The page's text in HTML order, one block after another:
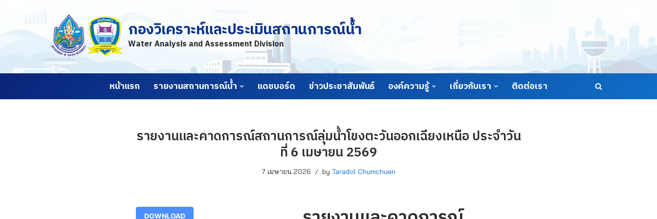
กองวิเคราะห์และประเมินสถานการณ์น้ำ
Water Analysis and Assessment Division
หน้าแรก รายงานสถานการณ์น้ำ แดชบอร์ด ข่าวประชาสัมพันธ์ องค์ความรู้ เกี่ยวกับเรา ติดต่อเรา
รายงานและคาดการณ์สถานการณ์ลุ่มน้ำโขงตะวันออกเฉียงเหนือ ประจำวัน
ที่ 6 เมษายน 2569
7 เมษายน 2026 by Taradol Chumchuen
DOWNLOAD